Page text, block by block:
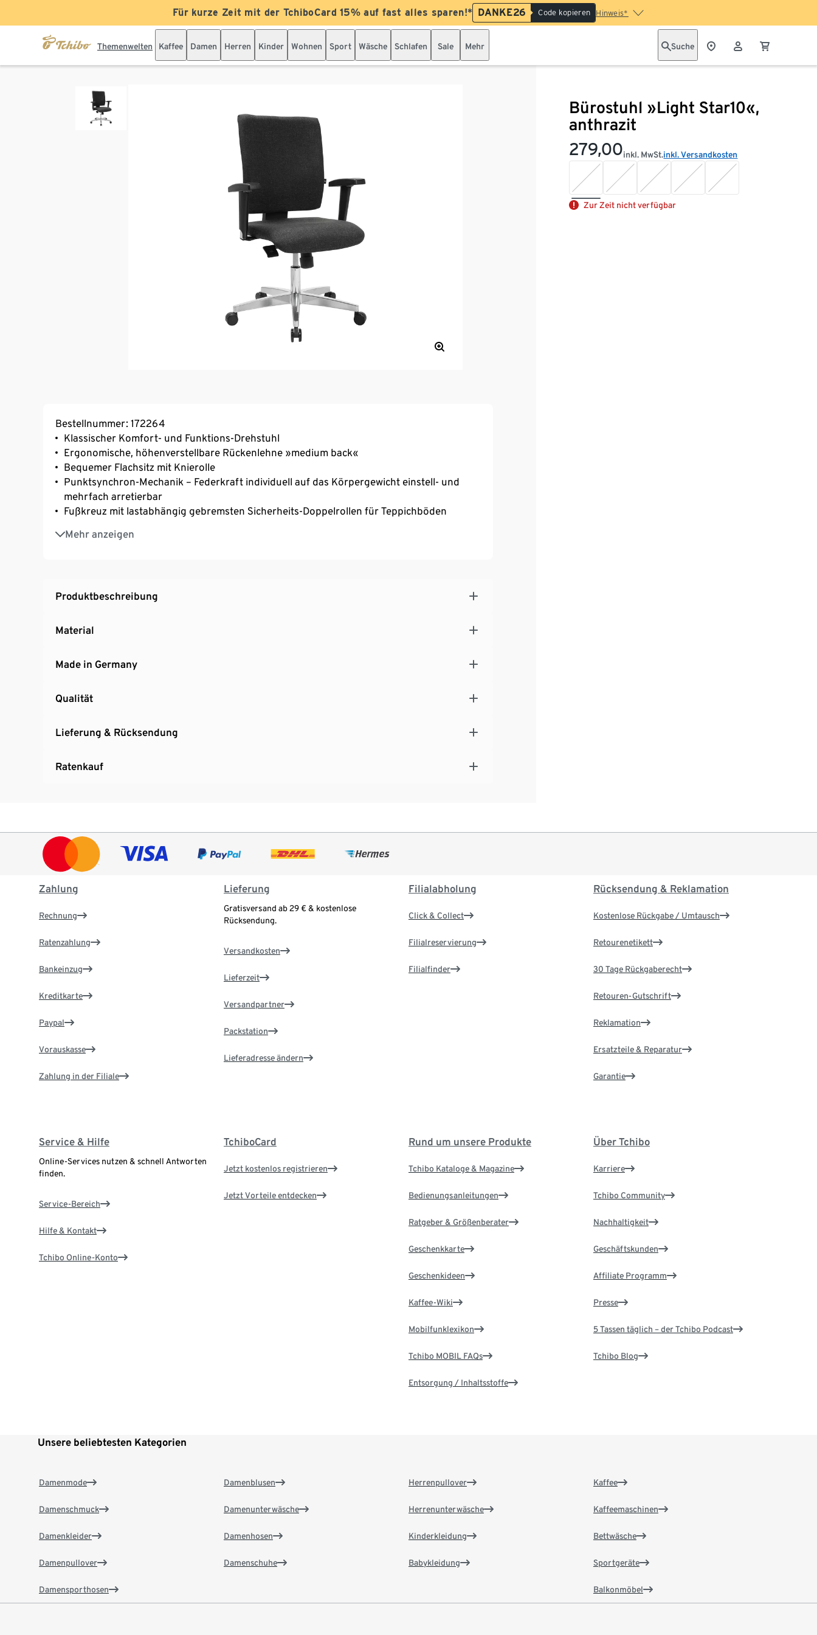
Für kurze Zeit mit der TchiboCard 15% auf fast alles sparen!* DANKE26 Code kopieren Hinweis*
Themenwelten Kaffee Damen Herren Kinder Wohnen Sport Wäsche Schlafen Sale Mehr Suche
Bürostuhl »Light Star10«,
anthrazit
279,00inkl. MwSt.inkl. Versandkosten
Zur Zeit nicht verfügbar
Bestellnummer: 172264
Klassischer Komfort- und Funktions-Drehstuhl
Ergonomische, höhenverstellbare Rückenlehne »medium back«
Bequemer Flachsitz mit Knierolle
Punktsynchron-Mechanik – Federkraft individuell auf das Körpergewicht einstell- und
mehrfach arretierbar
Fußkreuz mit lastabhängig gebremsten Sicherheits-Doppelrollen für Teppichböden
Mehr anzeigen
Stufenlose Sitzhöhen-Verstellung mit Toplift
Inkl. höhenverstellbarer Armlehne »T2«
Produktbeschreibung
Material
Made in Germany
Qualität
Lieferung & Rücksendung
Ratenkauf
Zahlung
Rechnung
Ratenzahlung
Bankeinzug
Kreditkarte
Paypal
Vorauskasse
Zahlung in der Filiale
Lieferung
Gratisversand ab 29 € & kostenlose
Rücksendung.
Versandkosten
Lieferzeit
Versandpartner
Packstation
Lieferadresse ändern
Filialabholung
Click & Collect
Filialreservierung
Filialfinder
Rücksendung & Reklamation
Kostenlose Rückgabe / Umtausch
Retourenetikett
30 Tage Rückgaberecht
Retouren-Gutschrift
Reklamation
Ersatzteile & Reparatur
Garantie
Service & Hilfe
Online-Services nutzen & schnell Antworten
finden.
Service-Bereich
Hilfe & Kontakt
Tchibo Online-Konto
TchiboCard
Jetzt kostenlos registrieren
Jetzt Vorteile entdecken
Rund um unsere Produkte
Tchibo Kataloge & Magazine
Bedienungsanleitungen
Ratgeber & Größenberater
Geschenkkarte
Geschenkideen
Kaffee-Wiki
Mobilfunklexikon
Tchibo MOBIL FAQs
Entsorgung / Inhaltsstoffe
Über Tchibo
Karriere
Tchibo Community
Nachhaltigkeit
Geschäftskunden
Affiliate Programm
Presse
5 Tassen täglich – der Tchibo Podcast
Tchibo Blog
Unsere beliebtesten Kategorien
Damenmode
Damenschmuck
Damenkleider
Damenpullover
Damensporthosen
Damenblusen
Damenunterwäsche
Damenhosen
Damenschuhe
Herrenpullover
Herrenunterwäsche
Kinderkleidung
Babykleidung
Kaffee
Kaffeemaschinen
Bettwäsche
Sportgeräte
Balkonmöbel